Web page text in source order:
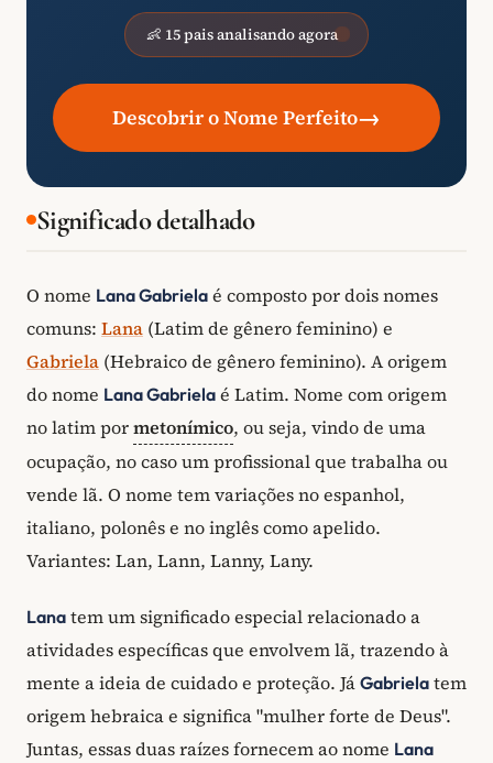
👶 15 pais analisando agora
Descobrir o Nome Perfeito→
Significado detalhado
O nome Lana Gabriela é composto por dois nomes
comuns: Lana (Latim de gênero feminino) e
Gabriela (Hebraico de gênero feminino). A origem
do nome Lana Gabriela é Latim. Nome com origem
no latim pormetonímico, ou seja, vindo de uma
ocupação, no caso um profissional que trabalha ou
vende lã. O nome tem variações no espanhol,
italiano, polonês e no inglês como apelido.
Variantes: Lan, Lann, Lanny, Lany.
Lana tem um significado especial relacionado a
atividades específicas que envolvem lã, trazendo à
mente a ideia de cuidado e proteção. Já Gabriela tem
origem hebraica e significa "mulher forte de Deus".
Juntas, essas duas raízes fornecem ao nome Lana